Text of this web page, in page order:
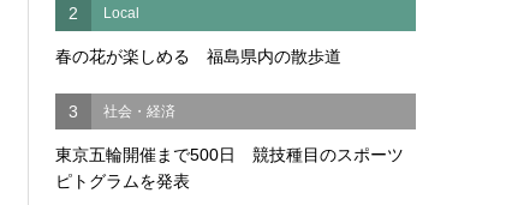
2 Local
春の花が楽しめる 福島県内の散歩道
3 社会・経済
東京五輪開催まで500日 競技種目のスポーツ
ピトグラムを発表